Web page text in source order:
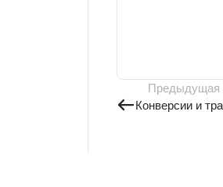
Предыдущая
Конверсии и